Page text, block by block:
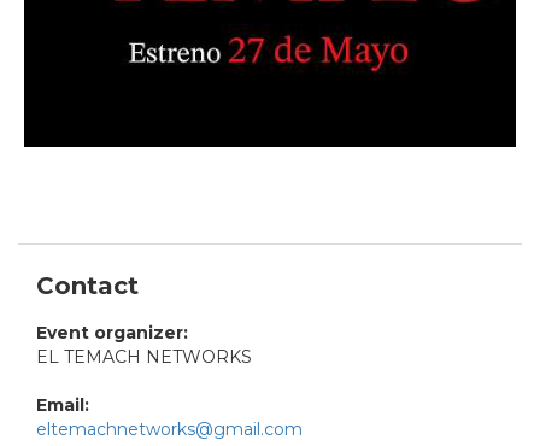
Contact
Event organizer:
EL TEMACH NETWORKS
Email:
eltemachnetworks@gmail.com